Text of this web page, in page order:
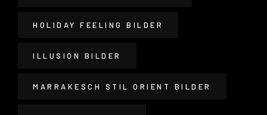
HOLIDAY FEELING BILDER
ILLUSION BILDER
MARRAKESCH STIL ORIENT BILDER